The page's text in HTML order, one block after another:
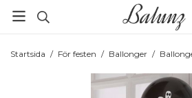
Startsida / För festen / Ballonger /